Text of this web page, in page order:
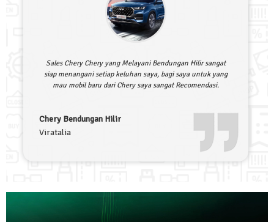
Sales Chery Chery yang Melayani Bendungan Hilir sangat
siap menangani setiap keluhan saya, bagi saya untuk yang
mau mobil baru dari Chery saya sangat Recomendasi.
Chery Bendungan Hilir
Viratalia